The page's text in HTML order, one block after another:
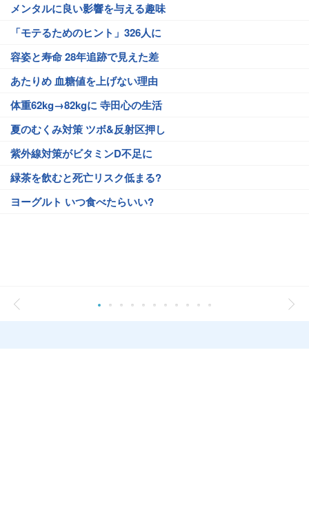
メンタルに良い影響を与える趣味
「モテるためのヒント」326人に
容姿と寿命 28年追跡で見えた差
あたりめ 血糖値を上げない理由
体重62kg→82kgに 寺田心の生活
夏のむくみ対策 ツボ&反射区押し
紫外線対策がビタミンD不足に
緑茶を飲むと死亡リスク低まる?
ヨーグルト いつ食べたらいい?